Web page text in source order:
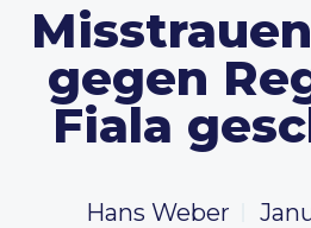
gegen
Fiala
Hans Weber